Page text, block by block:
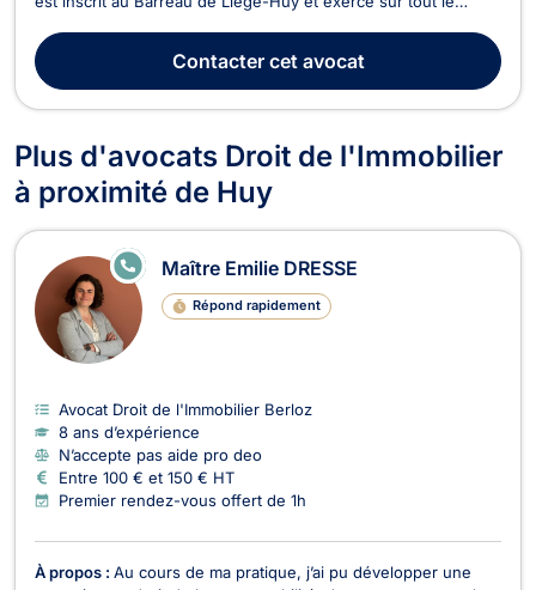
identifier les options dans les meilleurs délais afin d’arrêter les
meilleures décisions, qu’elles s...
Contactercet avocat
Plus d'avocats Droit de l'Immobilier
à proximité de Huy
Maître Emilie DRESSE
Répond rapidement
E
N
E
Avocat Droit de l'Immobilier Berloz
8 ans d’expérience
N’accepte pas aide pro deo
Entre 100 € et 150 € HT
Premier rendez-vous offert de 1h
À propos : Au cours de ma pratique, j’ai pu développer une